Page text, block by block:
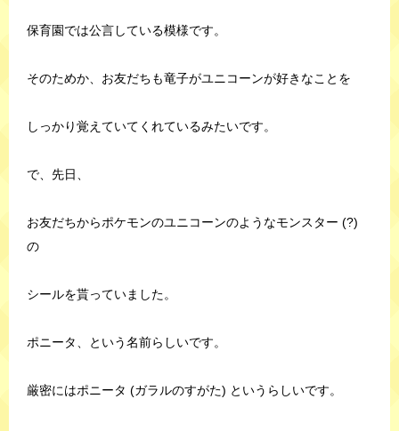
保育園では公言している模様です。
そのためか、お友だちも竜子がユニコーンが好きなことを
しっかり覚えていてくれているみたいです。
で、先日、
お友だちからポケモンのユニコーンのようなモンスター (?)
の
シールを貰っていました。
ポニータ、という名前らしいです。
厳密にはポニータ (ガラルのすがた) というらしいです。